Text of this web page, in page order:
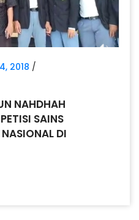
2018 /
NAHDHAH
SAINS
DI